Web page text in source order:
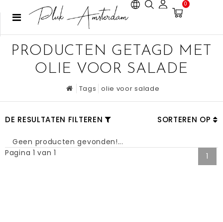
0
PRODUCTEN GETAGD MET
OLIE VOOR SALADE
Tags olie voor salade
DE RESULTATEN FILTEREN SORTEREN OP
Geen producten gevonden!...
Pagina 1 van 1
1